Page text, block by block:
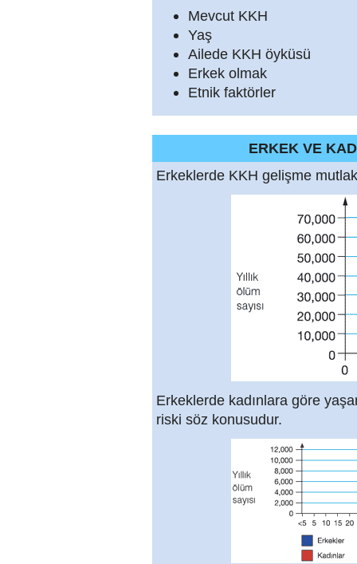
Mevcut KKH
Yaş
Ailede KKH öyküsü
Erkek olmak
Etnik faktörler
ERKEK VE
Erkeklerde KKH gelişme
Erkeklerde kadınlara göre
riski söz konusudur.